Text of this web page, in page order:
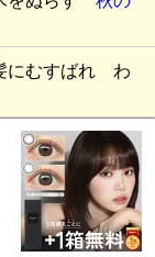
にむすばれ わ